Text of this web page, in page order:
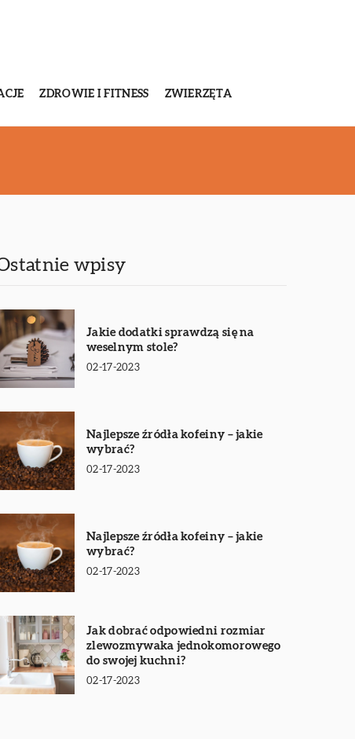
ZDROWIE I FITNESS ZWIERZĘTA
wpisy
Jakie dodatki sprawdzą się na
weselnym stole?
02-17-2023
Najlepsze źródła kofeiny – jakie
wybrać?
02-17-2023
Najlepsze źródła kofeiny – jakie
wybrać?
02-17-2023
Jak dobrać odpowiedni rozmiar
zlewozmywaka jednokomorowego
do swojej kuchni?
02-17-2023